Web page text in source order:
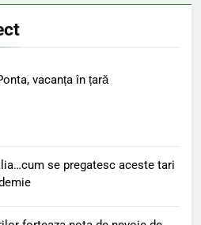
vacanța în țară
se pregatesc aceste tari